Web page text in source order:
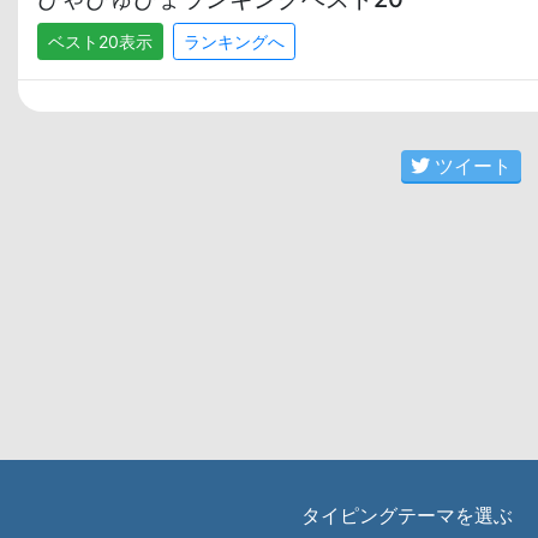
ベスト20表示 ランキングへ
ツイート
タイピングテーマを選ぶ